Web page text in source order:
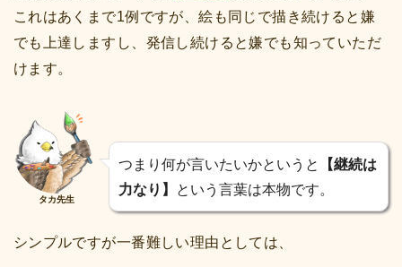
これはあくまで1例ですが、絵も同じで描き続けると嫌
でも上達しますし、発信し続けると嫌でも知っていただ
けます。
タカ先生
つまり何が言いたいかというと
【継続は
力なり】
という言葉は本物です。
シンプルですが一番難しい理由としては、